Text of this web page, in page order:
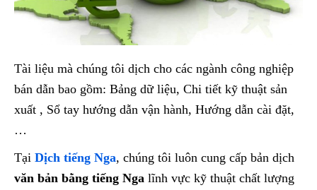
Tài liệu mà chúng tôi dịch cho các ngành công nghiệp
bán dẫn bao gồm: Bảng dữ liệu, Chi tiết kỹ thuật sản
xuất , Sổ tay hướng dẫn vận hành, Hướng dẫn cài đặt,
…
Tại Dịch tiếng Nga, chúng tôi luôn cung cấp bản dịch
văn bản bằng tiếng Nga lĩnh vực kỹ thuật chất lượng